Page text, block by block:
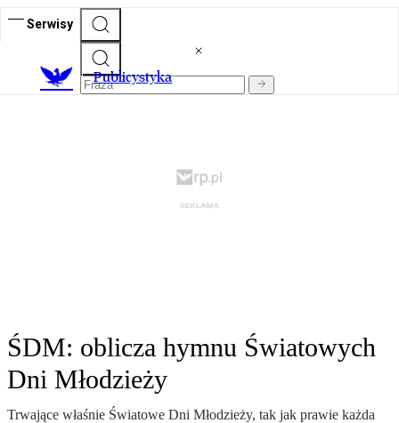
Serwisy
Publicystyka
ŚDM: oblicza hymnu Światowych
Dni Młodzieży
Trwające właśnie Światowe Dni Młodzieży, tak jak prawie każda